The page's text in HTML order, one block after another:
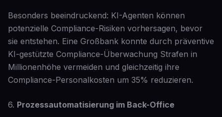
Besonders beeindruckend: KI-Agenten können
potenzielle Compliance-Risiken vorhersagen, bevor
sie entstehen. Eine Großbank konnte durch präventive
KI-gestützte Compliance-Überwachung Strafen in
Millionenhöhe vermeiden und gleichzeitig ihre
Compliance-Personalkosten um 35% reduzieren.
6. Prozessautomatisierung im Back-Office